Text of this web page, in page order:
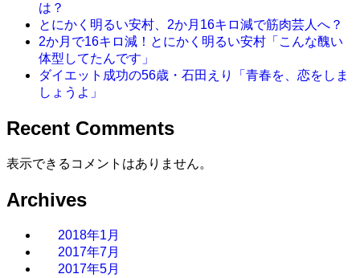
は？
とにかく明るい安村、2か月16キロ減で筋肉芸人へ？
2か月で16キロ減！とにかく明るい安村「こんな醜い
体型してたんです」
ダイエット成功の56歳・石田えり「青春を、恋をしま
しょうよ」
Recent Comments
表示できるコメントはありません。
Archives
2018年1月
2017年7月
2017年5月